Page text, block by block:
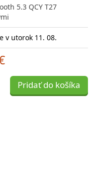
5.3 QCY T27
v utorok 11. 08.
Pridať do košíka